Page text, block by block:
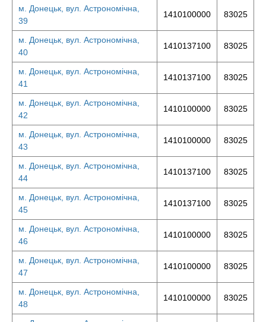
м. Донецьк, вул. Астрономічна,
39
1410100000 83025
м. Донецьк, вул. Астрономічна,
40
1410137100 83025
м. Донецьк, вул. Астрономічна,
41
1410137100 83025
м. Донецьк, вул. Астрономічна,
42
1410100000 83025
м. Донецьк, вул. Астрономічна,
43
1410100000 83025
м. Донецьк, вул. Астрономічна,
44
1410137100 83025
м. Донецьк, вул. Астрономічна,
45
1410137100 83025
м. Донецьк, вул. Астрономічна,
46
1410100000 83025
м. Донецьк, вул. Астрономічна,
47
1410100000 83025
м. Донецьк, вул. Астрономічна,
48
1410100000 83025